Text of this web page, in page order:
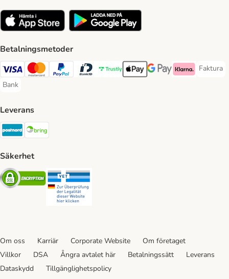
Betalningsmetoder
Visa Payment Method
Mastercard Payment Method
PayPal Payment Method
BankID Payment Method
Trustly Payment Method
Apple Pay Payment Method
Googple Pay Payment
Klarna Payment
Faktura
Faktura
Bank
Bank Payment Method
Leverans
Postnord Shipping Method
Säkerhet
Security
Om oss Karriär Corporate Website
Om företaget
Villkor
DSA Ångra avtalet här Betalningssätt
Leverans
Dataskydd
Tillgänglighetspolicy